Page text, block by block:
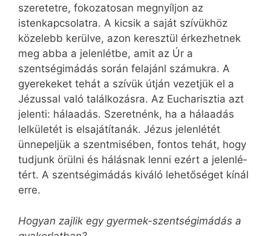
szeretetre, fokozatosan megnyíljon az
istenkapcsolatra. A kicsik a saját szívükhöz
közelebb kerülve, azon keresztül érkezhetnek
meg abba a jelenlétbe, amit az Úr a
szentségimádás során felajánl számukra. A
gyerekeket tehát a szívük útján vezetjük el a
Jézussal való találkozásra. Az Eucharisztia azt
jelenti: hálaadás. Szeretnénk, ha a hálaadás
lelkületét is elsajátítanák. Jézus jelenlétét
ünnepeljük a szentmisében, fontos tehát, hogy
tudjunk örülni és hálásnak lenni ezért a jelenlé­
tért. A szentségimádás kiváló lehetőséget kínál
erre.
Hogyan zajlik egy gyermek-szentségimádás a